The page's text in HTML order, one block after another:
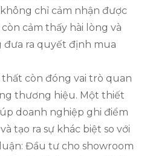
chỉ cảm nhận được
cảm thấy hài lòng và
đưa ra quyết định mua
còn đóng vai trò quan
thương hiệu. Một thiết
doanh nghiệp ghi điểm
tạo ra sự khác biệt so với
Đầu tư cho showroom